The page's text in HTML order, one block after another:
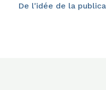
De l'idée de la